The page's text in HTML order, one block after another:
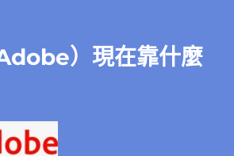
企
的
冬
海
）現在靠什麼